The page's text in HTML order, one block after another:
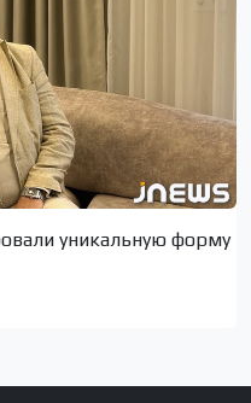
уникальную форму